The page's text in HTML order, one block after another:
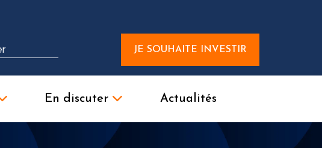
JE SOUHAITE INVESTIR
En discuter Actualités